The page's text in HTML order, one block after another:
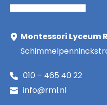
Montessori Lyceum
010 – 465 40 22
info@rml.nl